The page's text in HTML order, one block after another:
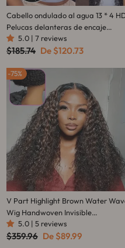
Cabello ondulado al agua 13 * 4
Pelucas delanteras de encaje
Peluca de encaje transparente sin
cola Línea de cabello desplumada-
5.0 | 7 reviews
Precio
$185.74 Precio
oferta
De $120.73
75%
V Part Highlight Brown Water
Wig Handwoven Invisible
Drawstring Glueless 100% Human
Hair Beginner Friendly Flash Sale-
5.0 | 5 reviews
Precio
$359.96 Precio
De $89.99